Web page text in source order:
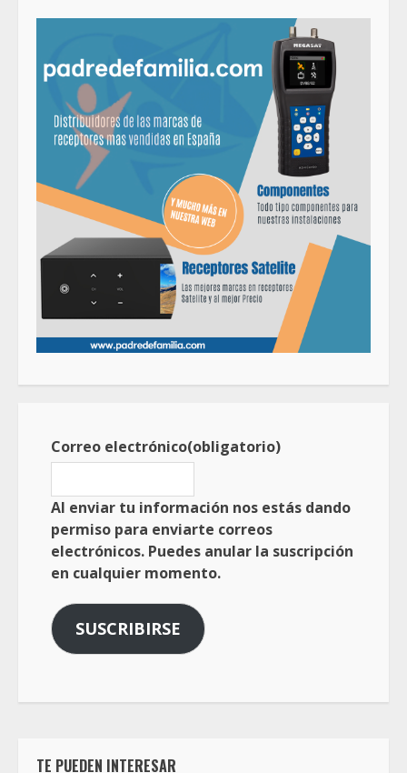
Correo electrónico(obligatorio)
Al enviar tu información nos estás dando
permiso para enviarte correos
electrónicos. Puedes anular la suscripción
en cualquier momento.
SUSCRIBIRSE
TE PUEDEN INTERESAR